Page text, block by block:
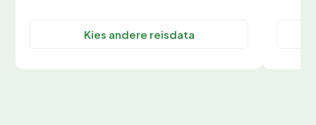
Kies andere reisdata